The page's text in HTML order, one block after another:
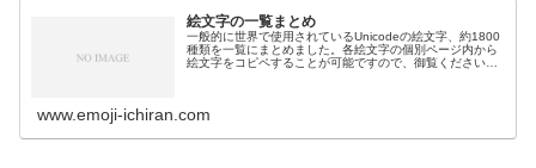
絵文字の一覧まとめ
一般的に世界で使用されているUnicodeの絵文字、約1800
種類を一覧にまとめました。各絵文字の個別ページ内から
絵文字をコピペすることが可能ですので、御覧ください。
www.emoji-ichiran.com